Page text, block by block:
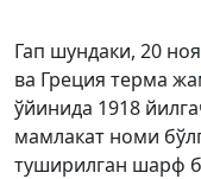
Гап шундаки, 20
ва Греция терма
ўйинида 1918
мамлакат номи
туширилган шарф